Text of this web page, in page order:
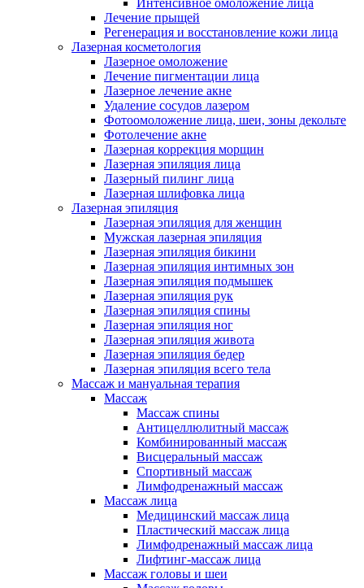
Интенсивное омоложение лица
Лечение прыщей
Регенерация и восстановление кожи лица
Лазерная косметология
Лазерное омоложение
Лечение пигментации лица
Лазерное лечение акне
Удаление сосудов лазером
Фотоомоложение лица, шеи, зоны декольте
Фотолечение акне
Лазерная коррекция морщин
Лазерная эпиляция лица
Лазерный пилинг лица
Лазерная шлифовка лица
Лазерная эпиляция
Лазерная эпиляция для женщин
Мужская лазерная эпиляция
Лазерная эпиляция бикини
Лазерная эпиляция интимных зон
Лазерная эпиляция подмышек
Лазерная эпиляция рук
Лазерная эпиляция спины
Лазерная эпиляция ног
Лазерная эпиляция живота
Лазерная эпиляция бедер
Лазерная эпиляция всего тела
Массаж и мануальная терапия
Массаж
Массаж спины
Антицеллюлитный массаж
Комбинированный массаж
Висцеральный массаж
Спортивный массаж
Лимфодренажный массаж
Массаж лица
Медицинский массаж лица
Пластический массаж лица
Лимфодренажный массаж лица
Лифтинг-массаж лица
Массаж головы и шеи